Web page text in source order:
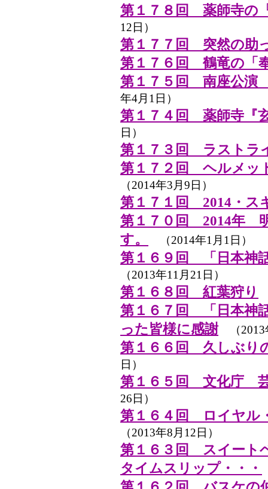
第１７８回 薬師寺の
12日）
第１７７回 突然の助
第１７６回 鶴竜の「
第１７５回 南座公演
年4月1日）
第１７４回 薬師寺『
日）
第１７３回 ラストラ
第１７２回 ヘルメッ
（2014年3月9日）
第１７１回 2014・ス
第１７０回 2014年
す。
（2014年1月1日）
第１６９回 「日本神
（2013年11月21日）
第１６８回 紅葉狩り
第１６７回 「日本神
った皆様に感謝（2013
第１６６回 久しぶり
日）
第１６５回 文化庁
26日）
第１６４回 ロイヤル
（2013年8月12日）
第１６３回 スイート
タイムスリップ・・・